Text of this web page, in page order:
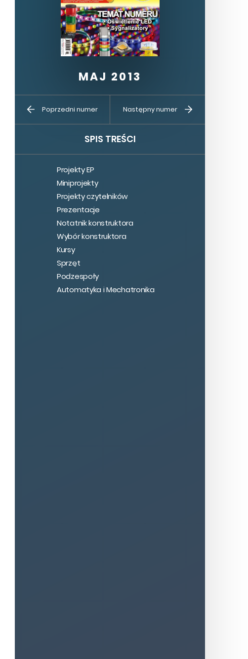
MAJ 2013
Prenumerata
numer
Poprzedni numer Następny numer
SPIS TREŚCI
Projekty EP
Miniprojekty
Projekty czytelników
Prezentacje
Notatnik konstruktora
Wybór konstruktora
Kursy
Sprzęt
Podzespoły
Automatyka i Mechatronika